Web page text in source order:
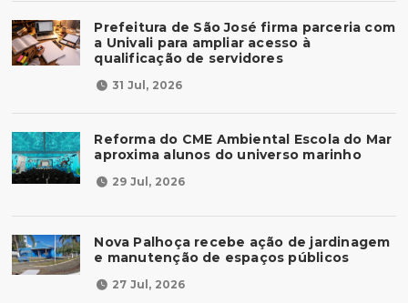
Prefeitura de São José firma parceria com
a Univali para ampliar acesso à
qualificação de servidores
31 Jul, 2026
Reforma do CME Ambiental Escola do Mar
aproxima alunos do universo marinho
29 Jul, 2026
Nova Palhoça recebe ação de jardinagem
e manutenção de espaços públicos
27 Jul, 2026